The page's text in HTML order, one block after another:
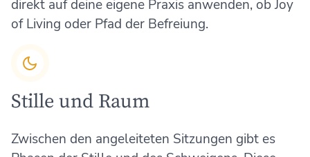
direkt auf deine eigene Praxis anwenden, ob Joy
of Living oder Pfad der Befreiung.
Stille und Raum
Zwischen den angeleiteten Sitzungen gibt es